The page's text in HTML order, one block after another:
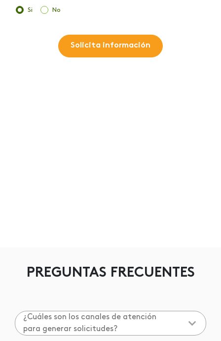
Si No
Solicita información
PREGUNTAS FRECUENTES
¿Cuáles son los canales de atención
para generar solicitudes?